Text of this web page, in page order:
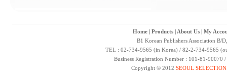
Home| Products| About Us| My
B1 Korean Publishers Association B/
TEL : 02-734-9565 (in Korea) / 82-2-734-9565
Business Registration Number : 101-81-
Copyright © 2012 SEOUL SELECTION